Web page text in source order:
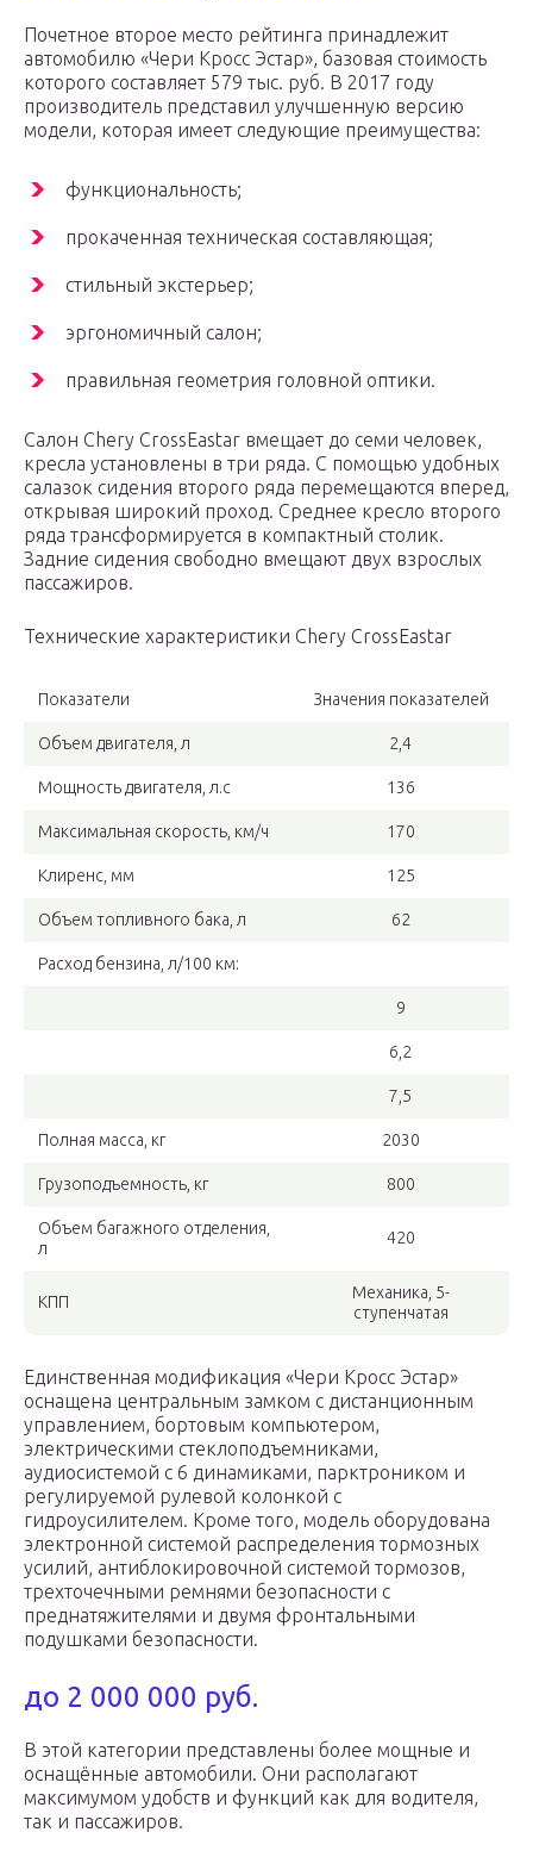
Почетное второе место рейтинга принадлежит
автомобилю «Чери Кросс Эстар», базовая стоимость
которого составляет 579 тыс. руб. В 2017 году
производитель представил улучшенную версию
модели, которая имеет следующие преимущества:
функциональность;
прокаченная техническая составляющая;
стильный экстерьер;
эргономичный салон;
правильная геометрия головной оптики.
Салон Chery CrossEastar вмещает до семи человек,
кресла установлены в три ряда. С помощью удобных
салазок сидения второго ряда перемещаются вперед,
открывая широкий проход. Среднее кресло второго
ряда трансформируется в компактный столик.
Задние сидения свободно вмещают двух взрослых
пассажиров.
Технические характеристики Chery CrossEastar
Показатели Значения показателей
Объем двигателя, л 2,4
Мощность двигателя, л.с 136
Максимальная скорость, км/ч 170
Клиренс, мм 125
Объем топливного бака, л 62
Расход бензина, л/100 км:
9
6,2
7,5
Полная масса, кг 2030
Грузоподъемность, кг 800
Объем багажного отделения,
л
420
КПП
Механика, 5-
ступенчатая
Единственная модификация «Чери Кросс Эстар»
оснащена центральным замком с дистанционным
управлением, бортовым компьютером,
электрическими стеклоподъемниками,
аудиосистемой с 6 динамиками, парктроником и
регулируемой рулевой колонкой с
гидроусилителем. Кроме того, модель оборудована
электронной системой распределения тормозных
усилий, антиблокировочной системой тормозов,
трехточечными ремнями безопасности с
преднатяжителями и двумя фронтальными
подушками безопасности.
до 2 000 000 руб.
В этой категории представлены более мощные и
оснащённые автомобили. Они располагают
максимумом удобств и функций как для водителя,
так и пассажиров.